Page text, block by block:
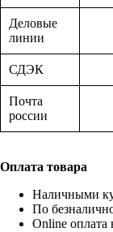
Деловые
линии
СДЭК
Почта
россии
Оплата товара
Наличными
По
Online оплата